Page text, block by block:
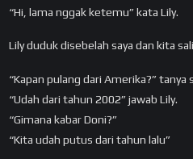
“Hi, lama nggak ketemu” kata Lily.
Lily duduk disebelah saya dan kita
“Kapan pulang dari Amerika?” tanya
“Udah dari tahun 2002” jawab Lily.
“Gimana kabar Doni?”
“Kita udah putus dari tahun lalu”